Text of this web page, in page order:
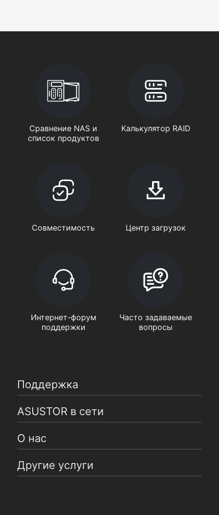
Сравнение NAS и
список продуктов
Калькулятор RAID
Совместимость Центр загрузок
Интернет-форум
поддержки
Часто задаваемые
вопросы
Поддержка
ASUSTOR в сети
О нас
Другие услуги